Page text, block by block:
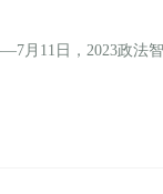
11日，2023政法智